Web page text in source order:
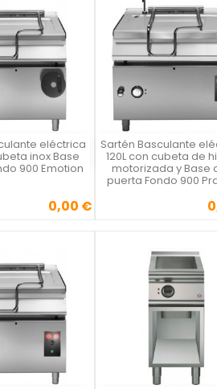
eléctrica
inox Base
900 Emotion
Precio0,00 €
 Sartén Basculante
120L con cubeta de
motorizada y Base
puerta Fondo 900
Precio
Vista rápida